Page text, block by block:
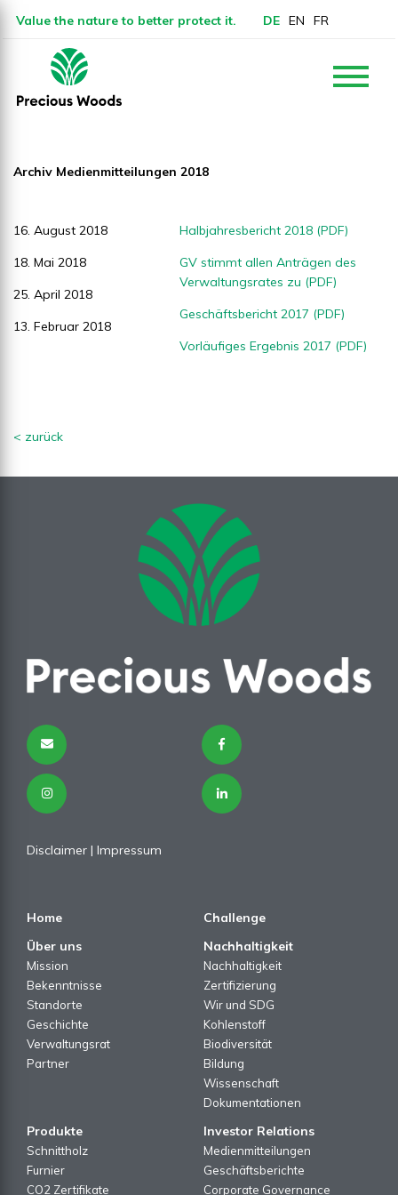
Value the nature to better protect it. DE EN FR
Archiv Medienmitteilungen 2018
16. August 2018
18. Mai 2018
25. April 2018
13. Februar 2018
Halbjahresbericht 2018 (PDF)
GV stimmt allen Anträgen des
Verwaltungsrates zu (PDF)
Geschäftsbericht 2017 (PDF)
Vorläufiges Ergebnis 2017 (PDF)
< zurück
Disclaimer | Impressum
Home
Challenge
Über uns
Mission
Bekenntnisse
Standorte
Geschichte
Verwaltungsrat
Partner
Nachhaltigkeit
Nachhaltigkeit
Zertifizierung
Wir und SDG
Kohlenstoff
Biodiversität
Bildung
Wissenschaft
Dokumentationen
Produkte
Schnittholz
Furnier
CO2 Zertifikate
Investor Relations
Medienmitteilungen
Geschäftsberichte
Corporate Governance